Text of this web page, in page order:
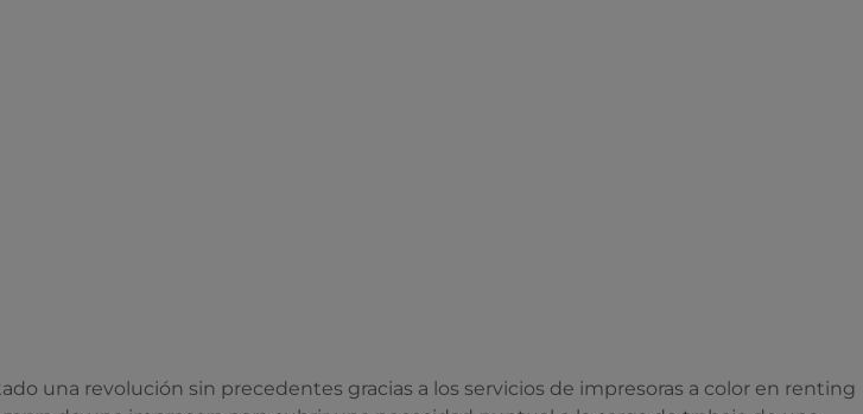
una revolución sin precedentes gracias a los servicios de impresoras a color en renting